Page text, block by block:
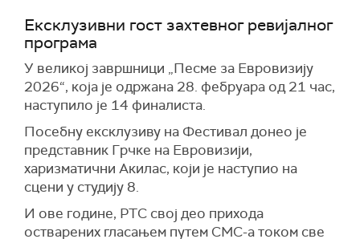
Ексклузивни гост захтевног ревијалног
програма
У великој завршници „Песме за Евровизију
2026“, која је одржана 28. фебруара од 21 час,
наступило је 14 финалиста.
Посебну ексклузиву на Фестивал донео је
представник Грчке на Евровизији,
харизматични Акилас, који је наступио на
сцени у студију 8.
И ове године, РТС свој део прихода
остварених гласањем путем СМС-а током све